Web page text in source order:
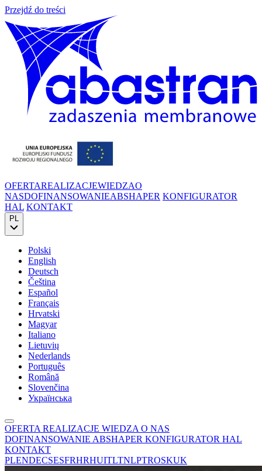
Przejdź do treści
OFERTAREALIZACJEWIEDZAO
NASDOFINANSOWANIEABSHAPER KONFIGURATOR
HAL KONTAKT
PL
Polski
English
Deutsch
Čeština
Español
Français
Hrvatski
Magyar
Italiano
Lietuvių
Nederlands
Português
Română
Slovenčina
Українська
OFERTA REALIZACJE WIEDZA O NAS
DOFINANSOWANIE ABSHAPER KONFIGURATOR HAL
KONTAKT
PLENDECSESFRHRHUITLTNLPTROSKUK